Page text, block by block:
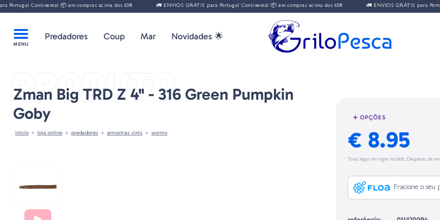
Continental 📦 em compras acima dos 65€ 🚛 ENVIOS GRÁTIS para Portugal Continental 📦 em compras acima dos 65€ 🚛 ENVIOS GRÁTIS para Portugal
Predadores Coup Mar Novidades 🌟
PRODUTO
Zman Big TRD Z 4" - 316 Green Pumpkin
Goby
início loja online predadores amostras vinis worms
➕ OPÇÕES
€ 8.95
Taxa legal em vigor incluído. Despesas de
Fracione o